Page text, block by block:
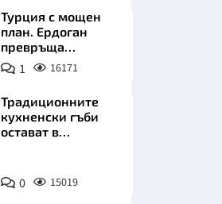
Турция с мощен
план. Ердоган
превръща
Джейхан в
петролно чудо
1 16171
Традиционните
кухненски гъби
остават в
0 15019